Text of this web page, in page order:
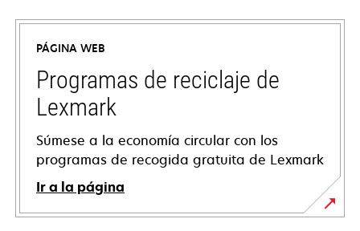
abre
una
pestaña
nueva
PÁGINA WEB
Programas de reciclaje de
Lexmark
Súmese a la economía circular con los
programas de recogida gratuita de Lexmark
Ir a la página